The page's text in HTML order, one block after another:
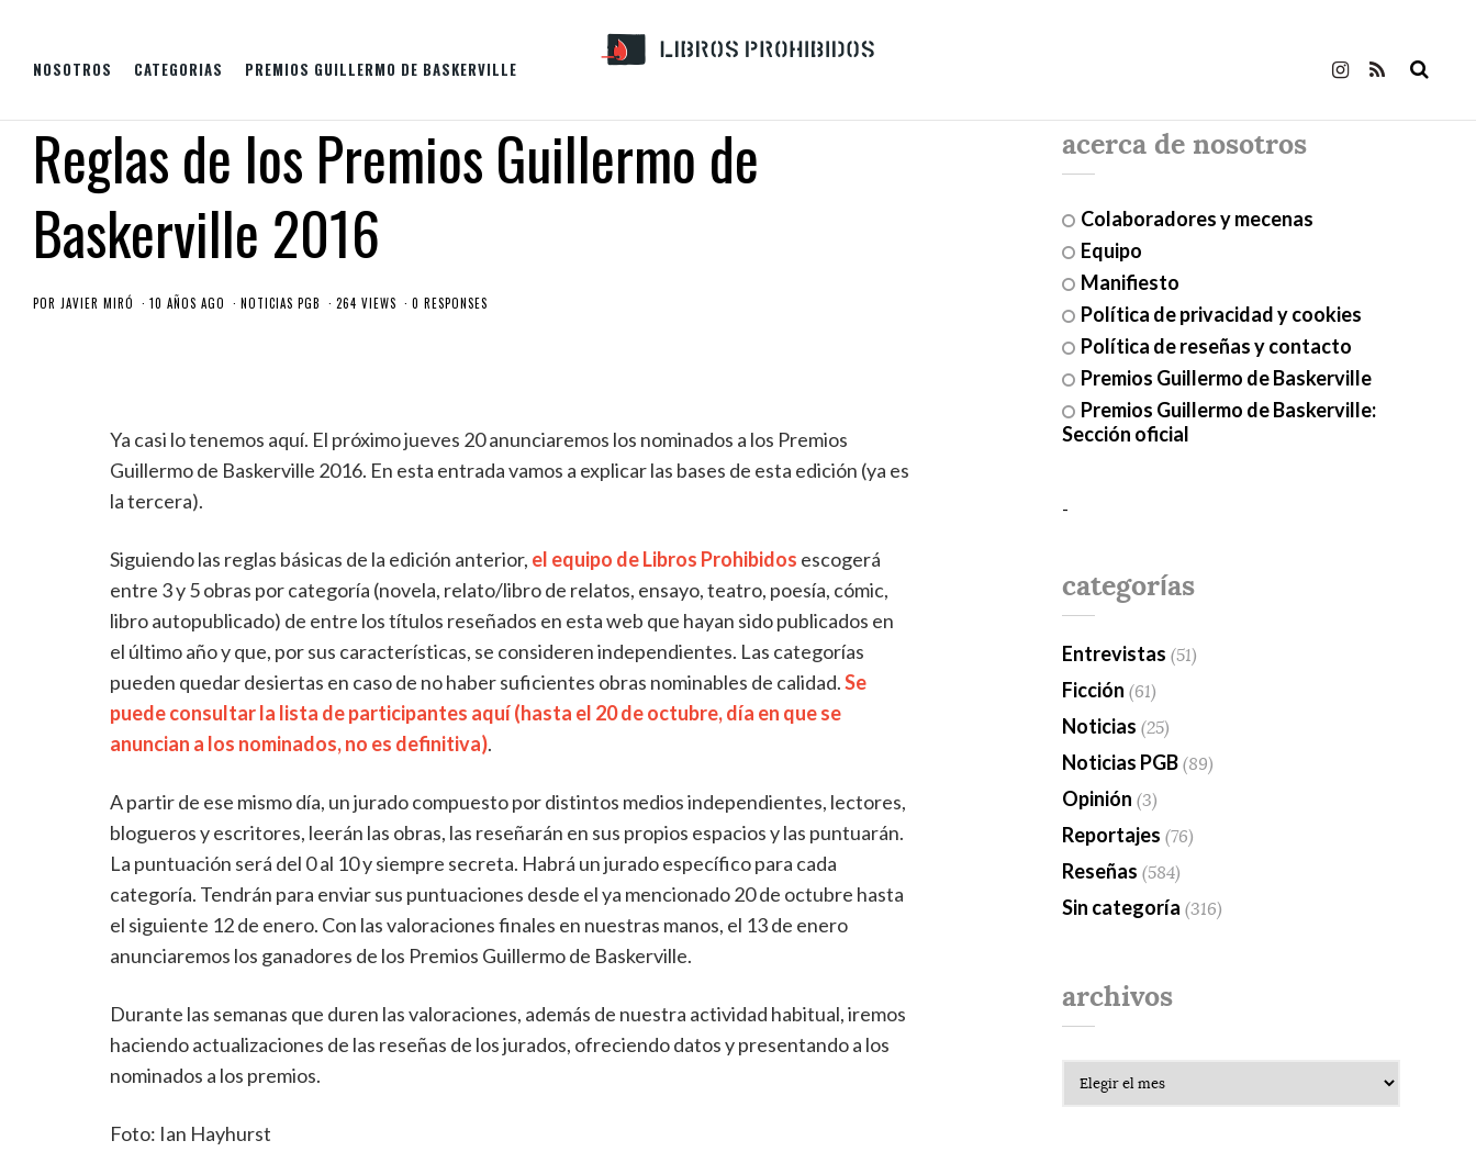
NOSOTROS CATEGORIAS PREMIOS GUILLERMO DE BASKERVILLE
Reglas de los Premios Guillermo de
Baskerville 2016
POR JAVIER MIRÓ 10 AÑOS AGO NOTICIAS PGB 264 VIEWS 0 RESPONSES
Ya casi lo tenemos aquí. El próximo jueves 20 anunciaremos los nominados a los Premios
Guillermo de Baskerville 2016. En esta entrada vamos a explicar las bases de esta edición (ya es
la tercera).
Siguiendo las reglas básicas de la edición anterior, el equipo de Libros Prohibidos escogerá
entre 3 y 5 obras por categoría (novela, relato/libro de relatos, ensayo, teatro, poesía, cómic,
libro autopublicado) de entre los títulos reseñados en esta web que hayan sido publicados en
el último año y que, por sus características, se consideren independientes. Las categorías
pueden quedar desiertas en caso de no haber suficientes obras nominables de calidad.Se
puede consultar la lista de participantes aquí (hasta el 20 de octubre, día en que se
anuncian a los nominados, no es definitiva).
A partir de ese mismo día, un jurado compuesto por distintos medios independientes, lectores,
blogueros y escritores, leerán las obras, las reseñarán en sus propios espacios y las puntuarán.
La puntuación será del 0 al 10 y siempre secreta. Habrá un jurado específico para cada
categoría. Tendrán para enviar sus puntuaciones desde el ya mencionado 20 de octubre hasta
el siguiente 12 de enero. Con las valoraciones finales en nuestras manos, el 13 de enero
anunciaremos los ganadores de los Premios Guillermo de Baskerville.
Durante las semanas que duren las valoraciones, además de nuestra actividad habitual, iremos
haciendo actualizaciones de las reseñas de los jurados, ofreciendo datos y presentando a los
nominados a los premios.
Foto: Ian Hayhurst
acerca de nosotros
Colaboradores y mecenas
Equipo
Manifiesto
Política de privacidad y cookies
Política de reseñas y contacto
Premios Guillermo de Baskerville
Premios Guillermo de Baskerville:
Sección oficial
-
categorías
Entrevistas (51)
Ficción (61)
Noticias (25)
Noticias PGB (89)
Opinión (3)
Reportajes (76)
Reseñas (584)
Sin categoría (316)
archivos